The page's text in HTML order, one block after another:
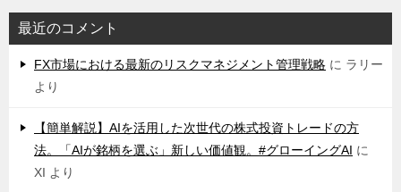
最近のコメント
FX市場における最新のリスクマネジメント管理戦略 に ラリー
より
【簡単解説】AIを活用した次世代の株式投資トレードの方
法。「AIが銘柄を選ぶ」新しい価値観。#グローイングAI に
XI より